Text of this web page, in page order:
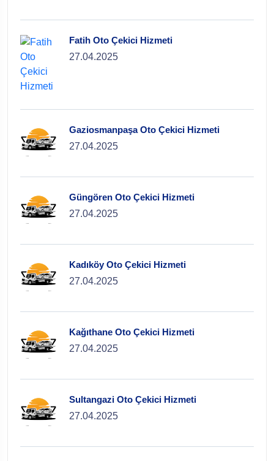
Fatih Oto Çekici Hizmeti
27.04.2025
Gaziosmanpaşa Oto Çekici Hizmeti
27.04.2025
Güngören Oto Çekici Hizmeti
27.04.2025
Kadıköy Oto Çekici Hizmeti
27.04.2025
Kağıthane Oto Çekici Hizmeti
27.04.2025
Sultangazi Oto Çekici Hizmeti
27.04.2025